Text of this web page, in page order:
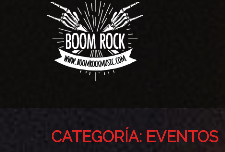
CATEGORÍA: EVENTOS